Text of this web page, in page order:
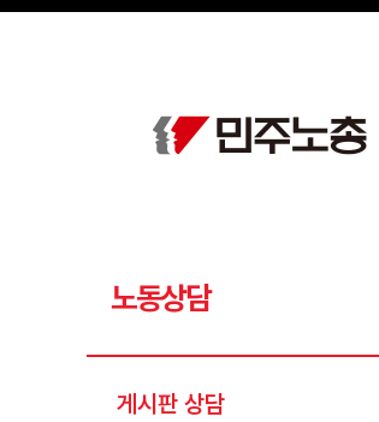
메뉴 건너뛰기
노동상담
게시판 상담
권리찾기수첩 검색
찾아보기
노동조합 가입 안내
Sketchbook5, 스케치북5
Sketchbook5, 스케치북5